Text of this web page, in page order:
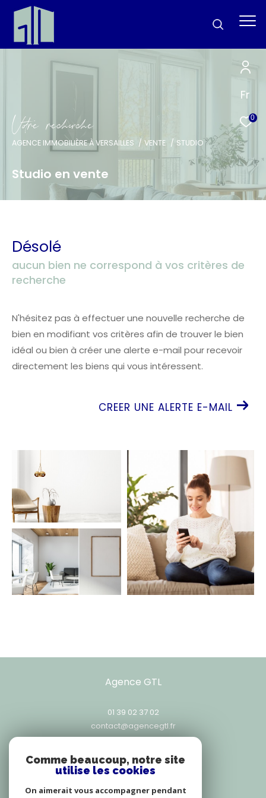
Fr
0
Vore recece
AGENCE IMMOBILIÈRE À VERSAILLES VENTE STUDIO
Studio en vente
Désolé
aucun bien ne correspond à vos critères de
recherche
N'hésitez pas à effectuer une nouvelle recherche de
bien en modifiant vos critères afin de trouver le bien
idéal ou bien à créer une alerte e-mail pour recevoir
directement les biens qui vous intéressent.
CREER UNE ALERTE E-MAIL
Agence GTL
01 39 02 37 02
contact@agencegtl.fr
25, rue Exelmans
versailles
Comme beaucoup, notre site
utilise les cookies
On aimerait vous accompagner pendant